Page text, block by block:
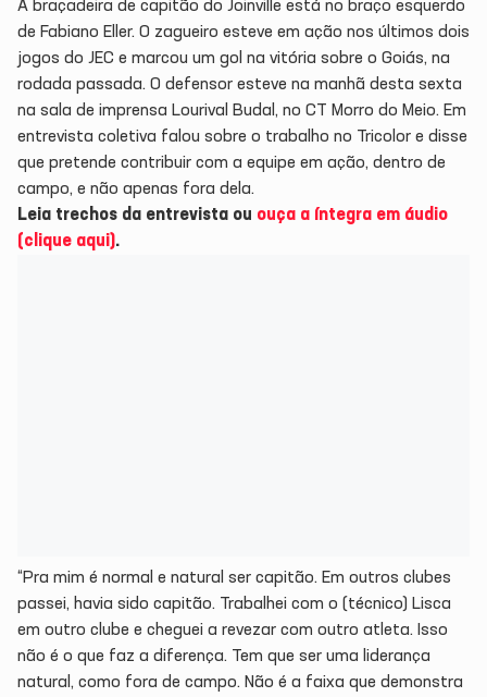
A braçadeira de capitão do Joinville está no braço esquerdo
de Fabiano Eller. O zagueiro esteve em ação nos últimos dois
jogos do JEC e marcou um gol na vitória sobre o Goiás, na
rodada passada. O defensor esteve na manhã desta sexta
na sala de imprensa Lourival Budal, no CT Morro do Meio. Em
entrevista coletiva falou sobre o trabalho no Tricolor e disse
que pretende contribuir com a equipe em ação, dentro de
campo, e não apenas fora dela.
Leia trechos da entrevista ou ouça a íntegra em áudio
(clique aqui) .
“Pra mim é normal e natural ser capitão. Em outros clubes
passei, havia sido capitão. Trabalhei com o (técnico) Lisca
em outro clube e cheguei a revezar com outro atleta. Isso
não é o que faz a diferença. Tem que ser uma liderança
natural, como fora de campo. Não é a faixa que demonstra